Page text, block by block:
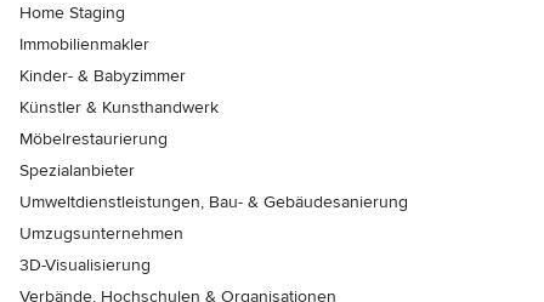
Home Staging
Immobilienmakler
Kinder- & Babyzimmer
Künstler & Kunsthandwerk
Möbelrestaurierung
Spezialanbieter
Umweltdienstleistungen, Bau- & Gebäudesanierung
Umzugsunternehmen
3D-Visualisierung
Verbände, Hochschulen & Organisationen